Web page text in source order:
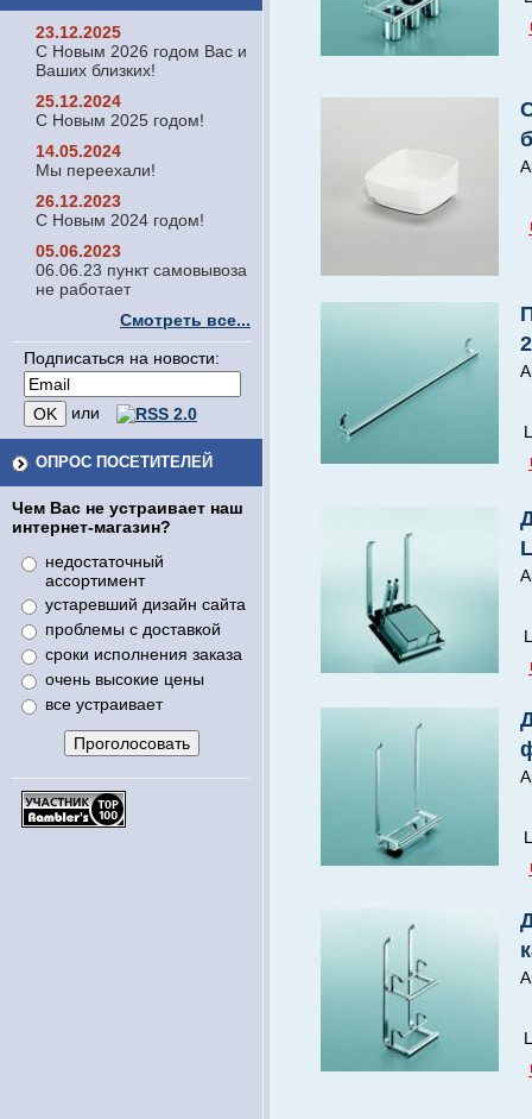
23.12.2025
С Новым 2026 годом Вас и
Ваших близких!
25.12.2024
С Новым 2025 годом!
14.05.2024
Мы переехали!
26.12.2023
С Новым 2024 годом!
05.06.2023
06.06.23 пункт самовывоза
не работает
Смотреть все...
Подписаться на новости:
или
ОПРОС ПОСЕТИТЕЛЕЙ
Чем Вас не устраивает наш
интернет-магазин?
недостаточный
ассортимент
устаревший дизайн сайта
проблемы с доставкой
сроки исполнения заказа
очень высокие цены
все устраивает